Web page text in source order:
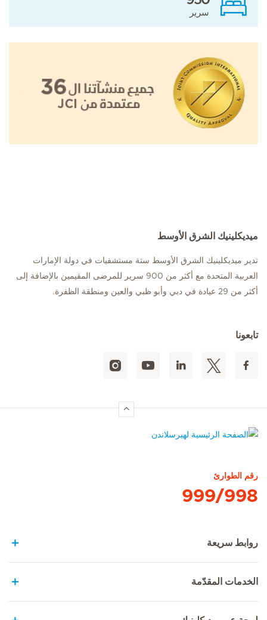
سرير
ميديكلينيك الشرق الأوسط
تدير ميديكلينيك الشرق الأوسط ستة مستشفيات في دولة الإمارات
العربية المتحدة مع أكثر من 900 سرير للمرضى المقيمين بالإضافة إلى
أكثر من 29 عيادة في دبي وأبو ظبي والعين ومنطقة الظفرة.
تابعونا
رقم الطوارئ
999/998
روابط سريعة
الخدمات المقدّمة